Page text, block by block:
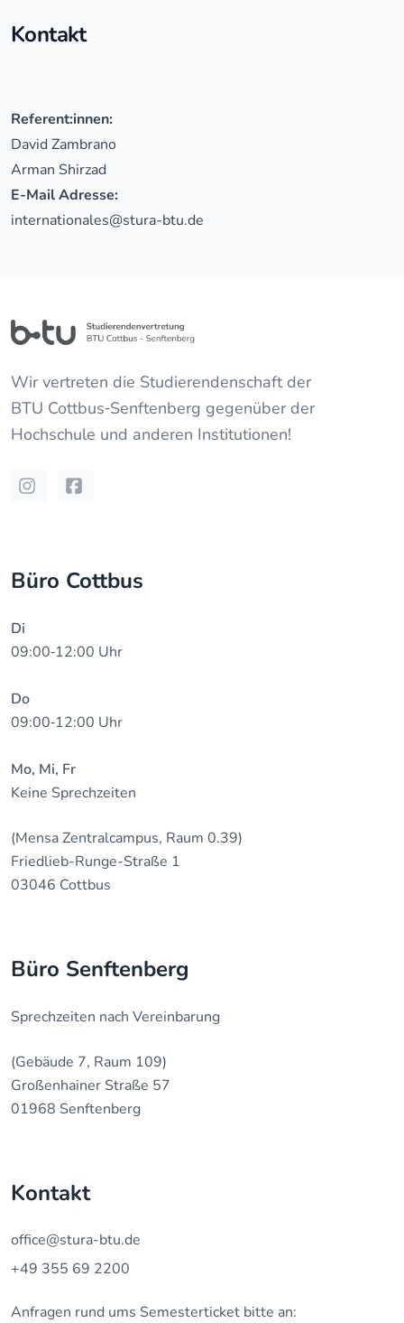
Kontakt
Referent:innen:
David Zambrano
Arman Shirzad
E-Mail Adresse:
internationales@stura-btu.de
Wir vertreten die Studierendenschaft der
BTU Cottbus‐Senftenberg gegenüber der
Hochschule und anderen Institutionen!
InstagramFacebook
Büro Cottbus
Di
09:00‐12:00 Uhr
Do
09:00‐12:00 Uhr
Mo, Mi, Fr
Keine Sprechzeiten
(Mensa Zentralcampus, Raum 0.39)
Friedlieb-Runge-Straße 1
03046 Cottbus
Büro Senftenberg
Sprechzeiten nach Vereinbarung
(Gebäude 7, Raum 109)
Großenhainer Straße 57
01968 Senftenberg
Kontakt
office@stura-btu.de
+49 355 69 2200
Anfragen rund ums Semesterticket bitte an: